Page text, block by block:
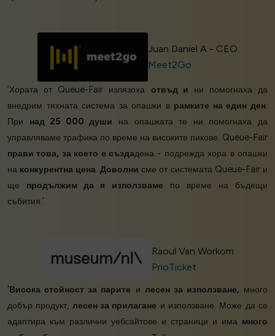
Juan Daniel A - CEO
Meet2Go
‘Хората от Queue-Fair излязоха отвъд и ни помогнаха да
внедрим тяхната система за опашки в рамките на един ден.
При над 25 000 души на опашката те ни помогнаха да
управляваме трафика по време на високите пикове. Queue-Fair
прави това, за което е създадена - подрежда хора в опашки
на конкурентна цена. Доволни сме от системата Queue-Fair и
ще продължим да я използваме по време на бъдещи
събития.’
Raoul Van Workom
PrioTicket
‘Висока стойност за парите и лесен за използване, много
добър продукт, лесен за прилагане и използване. Може да се
адаптира към различни уебсайтове и страници и има много